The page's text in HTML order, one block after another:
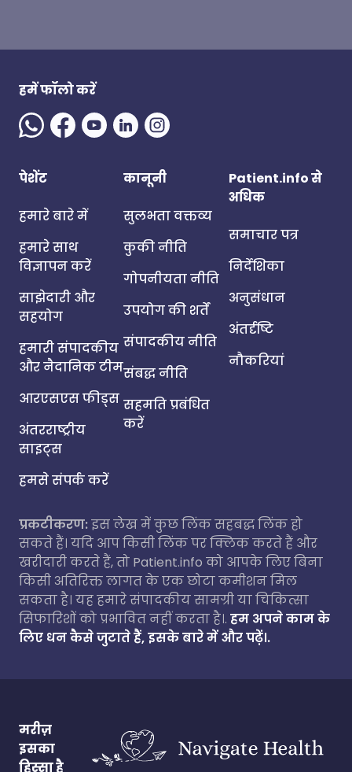
हमें फॉलो करें
पेशेंट
हमारे बारे में
हमारे साथ
विज्ञापन करें
साझेदारी और
सहयोग
हमारी संपादकीय
और नैदानिक टीम
आरएसएस फीड्स
अंतरराष्ट्रीय
साइट्स
हमसे संपर्क करें
कानूनी
सुलभता वक्तव्य
कुकी नीति
गोपनीयता नीति
उपयोग की शर्तें
संपादकीय नीति
संबद्ध नीति
सहमति प्रबंधित
करें
Patient.info से
अधिक
समाचार पत्र
निर्देशिका
अनुसंधान
अंतर्दृष्टि
नौकरियां
प्रकटीकरण:इस लेख में कुछ लिंक सहबद्ध लिंक हो
सकते हैं। यदि आप किसी लिंक पर क्लिक करते हैं और
खरीदारी करते हैं, तो Patient.info को आपके लिए बिना
किसी अतिरिक्त लागत के एक छोटा कमीशन मिल
सकता है। यह हमारे संपादकीय सामग्री या चिकित्सा
सिफारिशों को प्रभावित नहीं करता है।. हम अपने काम के
लिए धन कैसे जुटाते हैं, इसके बारे में और पढ़ें।.
मरीज़
इसका
हिस्सा है